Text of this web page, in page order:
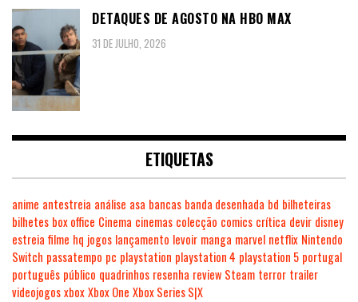
DETAQUES DE AGOSTO NA HBO MAX
31 DE JULHO, 2026
ETIQUETAS
anime antestreia análise asa bancas banda desenhada bd bilheteiras
bilhetes box office Cinema cinemas colecção comics crítica devir disney
estreia filme hq jogos lançamento levoir manga marvel netflix Nintendo
Switch passatempo pc playstation playstation 4 playstation 5 portugal
português público quadrinhos resenha review Steam terror trailer
videojogosxboxXbox One Xbox Series S|X